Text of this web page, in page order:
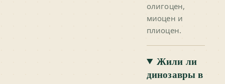
олигоцен,
миоцен и
плиоцен.
Жили ли
динозавры в